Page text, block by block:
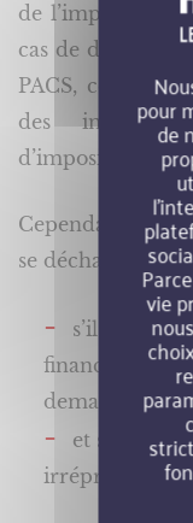
de l’impôt dû
cas de divorce
PACS, cette
des impôts
d’imposition
Cependant,
se décharger de
s’il existe
financière et
demandée ;
et s’il a eu
irréprochable
pour
de
vie